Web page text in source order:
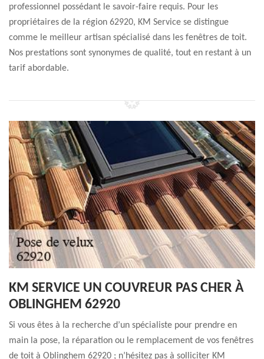
professionnel possédant le savoir-faire requis. Pour les
propriétaires de la région 62920, KM Service se distingue
comme le meilleur artisan spécialisé dans les fenêtres de toit.
Nos prestations sont synonymes de qualité, tout en restant à un
tarif abordable.
KM SERVICE UN COUVREUR PAS CHER À
OBLINGHEM 62920
Si vous êtes à la recherche d’un spécialiste pour prendre en
main la pose, la réparation ou le remplacement de vos fenêtres
de toit à Oblinghem 62920 ; n’hésitez pas à solliciter KM